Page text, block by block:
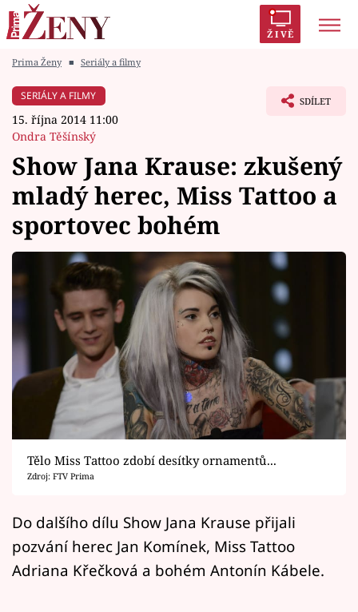
ŽIVĚ
Módní alarm
Témata
Celebrity
Seriály
Horoskopy
Sledujte prima+
Filmový festival Karlovy Vary
Pořady
Mámy sobě
Přihlášení
Prima Ženy ■ Seriály a filmy
SERIÁLY A FILMY
15. října 2014 11:00
Ondra Těšínský
SDÍLET
Show Jana Krause: zkušený
mladý herec, Miss Tattoo a
sportovec bohém
Tělo Miss Tattoo zdobí desítky ornamentů...
Zdroj: FTV Prima
Do dalšího dílu Show Jana Krause přijali
pozvání herec Jan Komínek, Miss Tattoo
Adriana Křečková a bohém Antonín Kábele.